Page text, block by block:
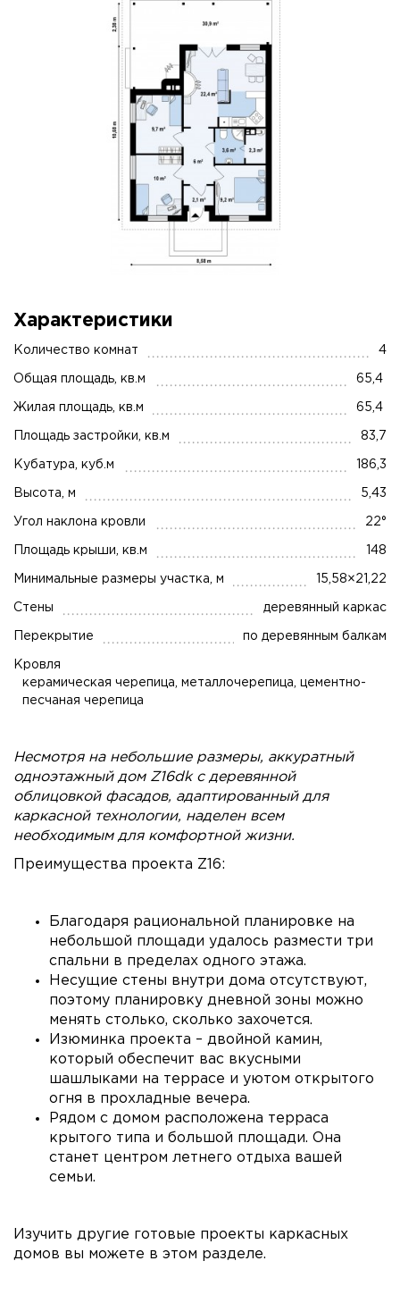
Характеристики
Количество комнат 4
Общая площадь, кв.м 65,4
Жилая площадь, кв.м 65,4
Площадь застройки, кв.м 83,7
Кубатура, куб.м 186,3
Высота, м 5,43
Угол наклона кровли 22°
Площадь крыши, кв.м 148
Минимальные размеры участка, м 15,58×21,22
Стены деревянный каркас
Перекрытие по деревянным балкам
Кровля
керамическая черепица, металлочерепица, цементно-
песчаная черепица
Несмотря на небольшие размеры, аккуратный
одноэтажный дом Z16dk с деревянной
облицовкой фасадов, адаптированный для
каркасной технологии, наделен всем
необходимым для комфортной жизни.
Преимущества проекта Z16:
Благодаря рациональной планировке на
небольшой площади удалось размести три
спальни в пределах одного этажа.
Несущие стены внутри дома отсутствуют,
поэтому планировку дневной зоны можно
менять столько, сколько захочется.
Изюминка проекта – двойной камин,
который обеспечит вас вкусными
шашлыками на террасе и уютом открытого
огня в прохладные вечера.
Рядом с домом расположена терраса
крытого типа и большой площади. Она
станет центром летнего отдыха вашей
семьи.
Изучить другие готовые проекты каркасных
домов вы можете в этом разделе.